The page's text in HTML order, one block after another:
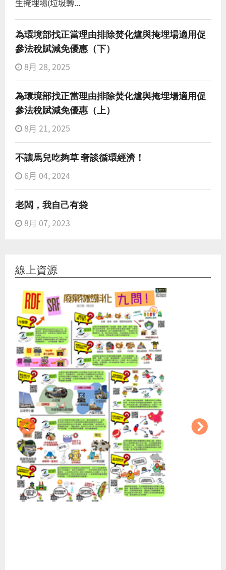
生掩埋場(垃圾轉...
為環境部找正當理由排除焚化爐與掩埋場適用促
參法稅賦減免優惠（下）
8月 28, 2025
為環境部找正當理由排除焚化爐與掩埋場適用促
參法稅賦減免優惠（上）
8月 21, 2025
不讓馬兒吃夠草 奢談循環經濟！
6月 04, 2024
老闆，我自己有袋
8月 07, 2023
線上資源